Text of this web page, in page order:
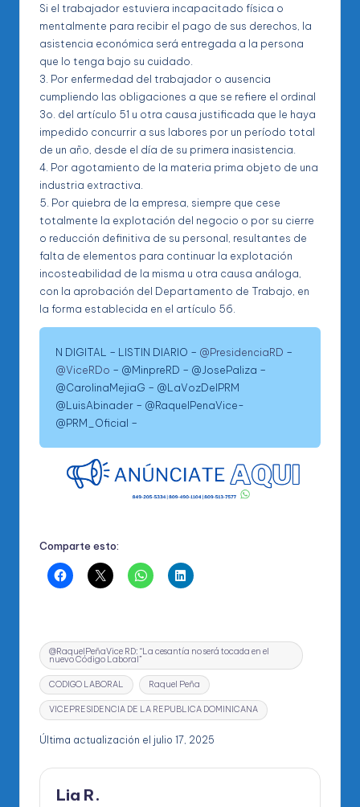
Si el trabajador estuviera incapacitado física o
mentalmente para recibir el pago de sus derechos, la
asistencia económica será entregada a la persona
que lo tenga bajo su cuidado.
3. Por enfermedad del trabajador o ausencia
cumpliendo las obligaciones a que se refiere el ordinal
3o. del artículo 51 u otra causa justificada que le haya
impedido concurrir a sus labores por un período total
de un año, desde el día de su primera inasistencia.
4. Por agotamiento de la materia prima objeto de una
industria extractiva.
5. Por quiebra de la empresa, siempre que cese
totalmente la explotación del negocio o por su cierre
o reducción definitiva de su personal, resultantes de
falta de elementos para continuar la explotación
incosteabilidad de la misma u otra causa análoga,
con la aprobación del Departamento de Trabajo, en
la forma establecida en el artículo 56.
N DIGITAL – LISTIN DIARIO – @PresidenciaRD –
@ViceRDo – @MinpreRD – @JosePaliza –
@CarolinaMejiaG – @LaVozDelPRM
@LuisAbinader – @RaquelPenaVice-
@PRM_Oficial –
Comparte esto:
Etiquetas:
@RaquelPeñaVice RD: “La cesantía no será tocada en el
nuevo Código Laboral”
CODIGO LABORAL Raquel Peña
VICEPRESIDENCIA DE LA REPUBLICA DOMINICANA
Última actualización el julio 17, 2025
Lia R.